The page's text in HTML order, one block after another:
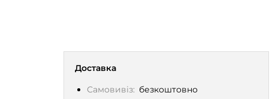
Доставка
Самовивіз: безкоштовно